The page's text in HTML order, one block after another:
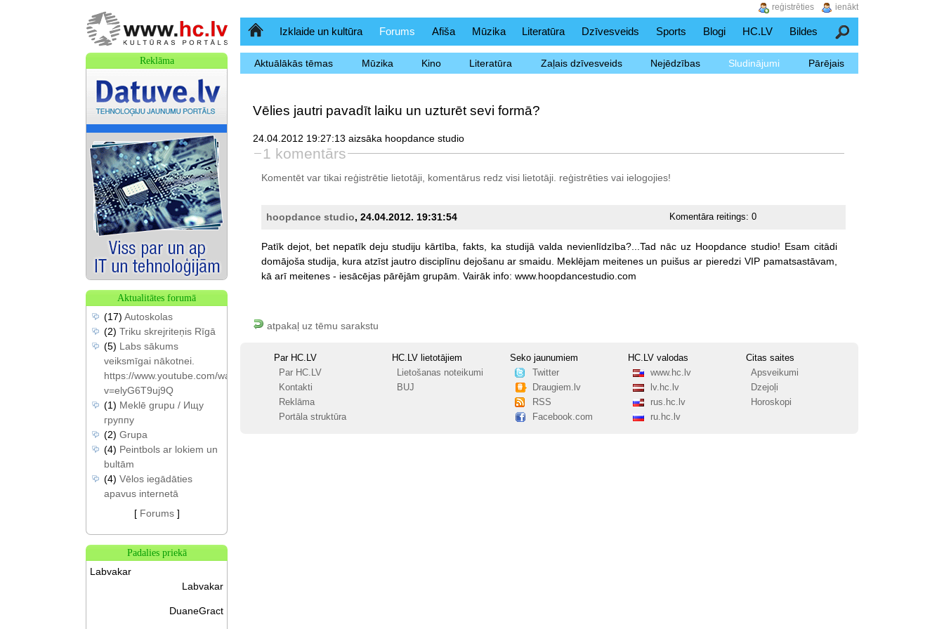
SākumlapaIzklaide un kultūra Forums Afiša Mūzika Literatūra Dzīvesveids Sports Blogi HC.LV Bildes Meklēšana
Aktuālākās tēmas Mūzika Kino Literatūra Zaļais dzīvesveids Nejēdzības Sludinājumi Pārējais
Vēlies jautri pavadīt laiku un uzturēt sevi formā?
24.04.2012 19:27:13 aizsāka hoopdance studio
1 komentārs
Komentēt var tikai reģistrētie lietotāji, komentārus redz visi lietotāji. reģistrētiesvai ielogojies!
hoopdance studio, 24.04.2012. 19:31:54 Komentāra reitings:0
Patīk dejot, bet nepatīk deju studiju kārtība, fakts, ka studijā valda nevienlīdzība?...Tad nāc uz Hoopdance studio! Esam citādi
domājoša studija, kura atzīst jautro disciplīnu dejošanu ar smaidu. Meklējam meitenes un puišus ar pieredzi VIP pamatsastāvam,
kā arī meitenes - iesācējas pārējām grupām. Vairāk info: www.hoopdancestudio.com
atpakaļ uz tēmu sarakstu
Par HC.LV
Par HC.LV
Kontakti
Reklāma
Portāla struktūra
HC.LV lietotājiem
Lietošanas noteikumi
BUJ
Seko jaunumiem
Twitter
Draugiem.lv
RSS
Facebook.com
HC.LV valodas
www.hc.lv
lv.hc.lv
rus.hc.lv
ru.hc.lv
Citas saites
Apsveikumi
Dzejoļi
Horoskopi
Reklāma
Aktualitātes forumā
(17) Autoskolas
(2) Triku skrejriteņis Rīgā
(5) Labs sākums
veiksmīgai nākotnei.
https://www.youtube.com/watch?
v=elyG6T9uj9Q
(1) Meklē grupu / Ищу
группу
(2) Grupa
(4) Peintbols ar lokiem un
bultām
(4) Vēlos iegādāties
apavus internetā
[ Forums]
Padalies priekā
Labvakar
Labvakar
DuaneGract
ienākt
reģistrēties